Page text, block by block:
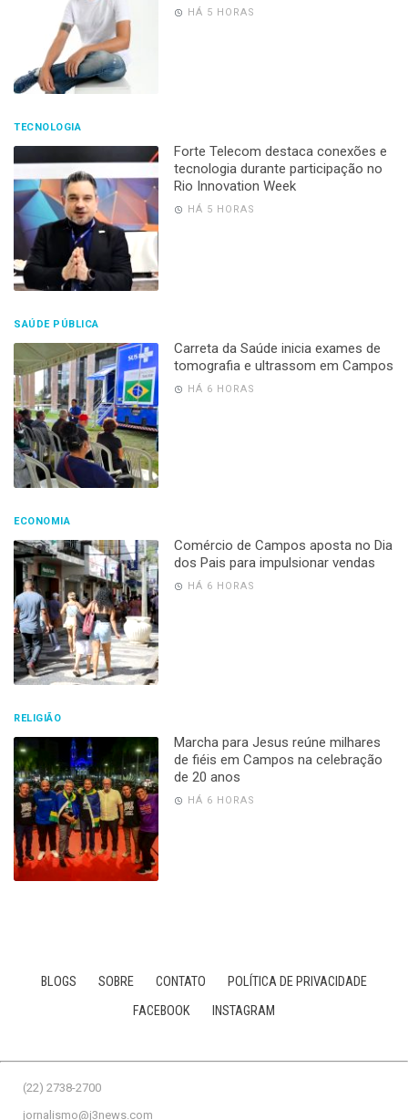
HÁ 5 HORAS
TECNOLOGIA
Forte Telecom destaca conexões e
tecnologia durante participação no
Rio Innovation Week
HÁ 5 HORAS
SAÚDE PÚBLICA
Carreta da Saúde inicia exames de
tomografia e ultrassom em Campos
HÁ 6 HORAS
ECONOMIA
Comércio de Campos aposta no Dia
dos Pais para impulsionar vendas
HÁ 6 HORAS
RELIGIÃO
Marcha para Jesus reúne milhares
de fiéis em Campos na celebração
de 20 anos
HÁ 6 HORAS
BLOGS SOBRE CONTATO
POLÍTICA DE PRIVACIDADE
FACEBOOK
INSTAGRAM
(22) 2738-2700
jornalismo@j3news.com